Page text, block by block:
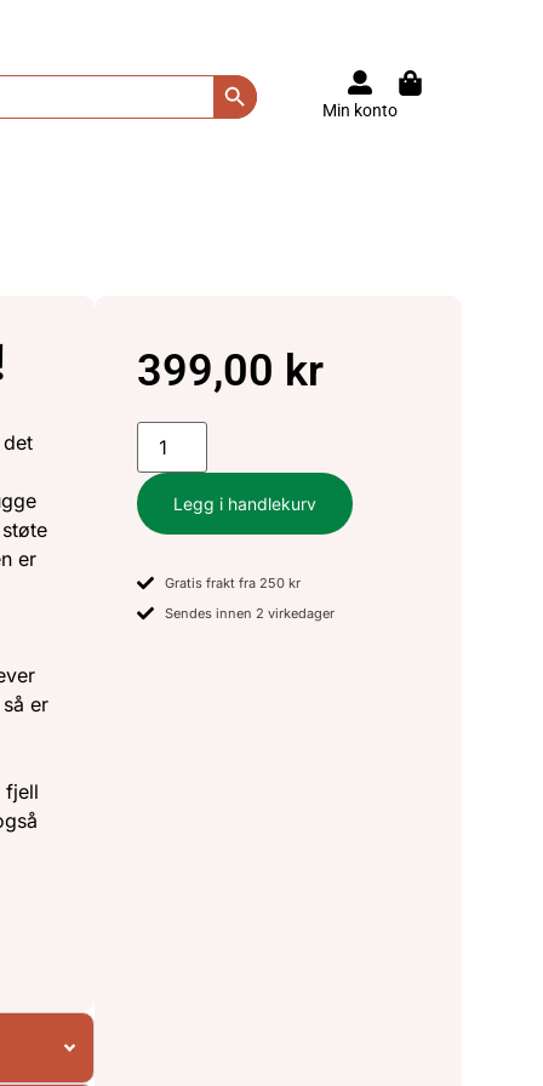
Search Button
Min konto
er
er
fjell
399,00 kr
Legg i handlekurv
Gratis frakt fra 250 kr
Sendes innen 2 virkedager